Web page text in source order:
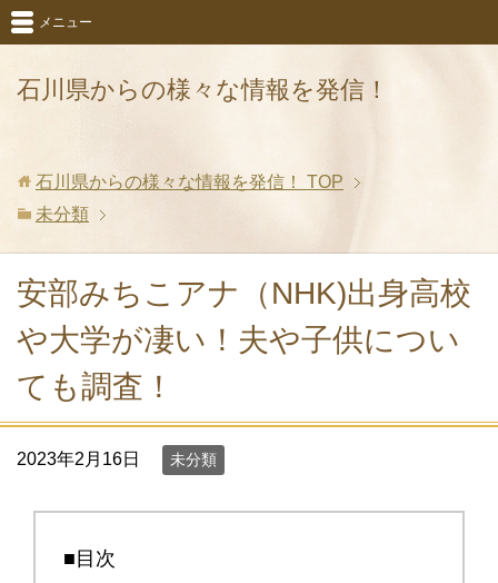
石川県からの様々な情報を発信！
メニュー
石川県からの様々な情報を発信！
TOP
未分類
安部みちこアナ（NHK)出身高校
や大学が凄い！夫や子供につい
ても調査！
2023年2月16日 未分類
■目次